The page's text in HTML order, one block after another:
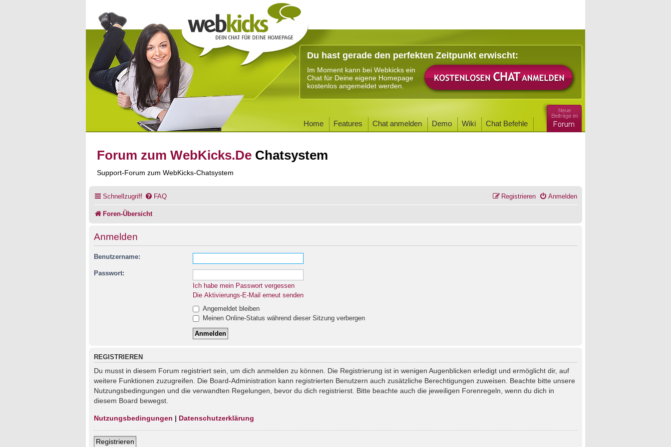
Du hast gerade den perfekten Zeitpunkt erwischt:
Im Moment kann bei Webkicks ein
Chat für Deine eigene Homepage
kostenlos angemeldet werden.
Home Features Chat anmelden Demo Wiki Chat Befehle
Forum zum WebKicks.De Chatsystem
Support-Forum zum WebKicks-Chatsystem
Schnellzugriff FAQ Anmelden
Registrieren
Foren-Übersicht
Anmelden
Benutzername:
Passwort:
Ich habe mein Passwort vergessen
Die Aktivierungs-E-Mail erneut senden
Angemeldet bleiben
Meinen Online-Status während dieser Sitzung verbergen
REGISTRIEREN
Du musst in diesem Forum registriert sein, um dich anmelden zu können. Die Registrierung ist in wenigen Augenblicken erledigt und ermöglicht dir, auf
weitere Funktionen zuzugreifen. Die Board-Administration kann registrierten Benutzern auch zusätzliche Berechtigungen zuweisen. Beachte bitte unsere
Nutzungsbedingungen und die verwandten Regelungen, bevor du dich registrierst. Bitte beachte auch die jeweiligen Forenregeln, wenn du dich in
diesem Board bewegst.
Nutzungsbedingungen | Datenschutzerklärung
Registrieren